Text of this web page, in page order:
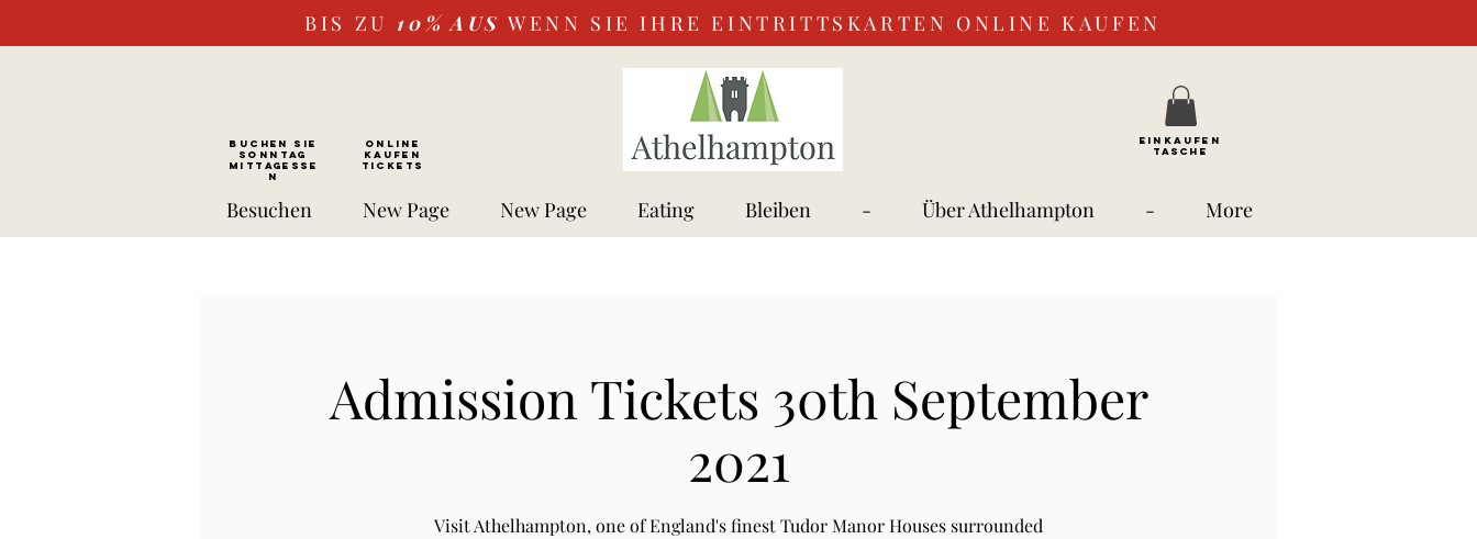
BIS ZU 10% AUS WENN SIE IHRE EINTRITTSKARTEN ONLINE KAUFEN
BUCHEN SIE
SONNTAG
Mittagesse
n
ONLINE
kaufen
Tickets
EINKAUFEN
TASCHE
Besuchen New Page New Page Eating Bleiben - Über Athelhampton - More
Admission Tickets 30th September
2021
Visit Athelhampton, one of England's finest Tudor Manor Houses surrounded